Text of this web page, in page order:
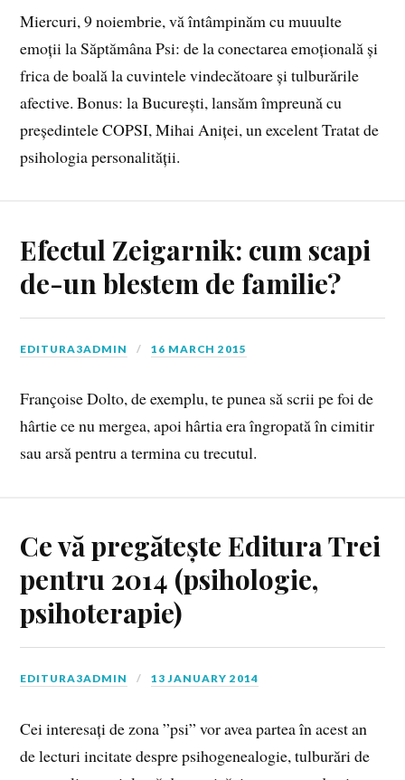
Miercuri, 9 noiembrie, vă întâmpinăm cu muuulte
emoții la Săptămâna Psi: de la conectarea emoțională și
frica de boală la cuvintele vindecătoare și tulburările
afective. Bonus: la București, lansăm împreună cu
președintele COPSI, Mihai Aniței, un excelent Tratat de
psihologia personalității.
Efectul Zeigarnik: cum scapi
de-un blestem de familie?
EDITURA3ADMIN 16 MARCH 2015
Françoise Dolto, de exemplu, te punea să scrii pe foi de
hârtie ce nu mergea, apoi hârtia era îngropată în cimitir
sau arsă pentru a termina cu trecutul.
Ce vă pregătește Editura Trei
pentru 2014 (psihologie,
psihoterapie)
EDITURA3ADMIN 13 JANUARY 2014
Cei interesați de zona ”psi” vor avea partea în acest an
de lecturi incitate despre psihogenealogie, tulburări de